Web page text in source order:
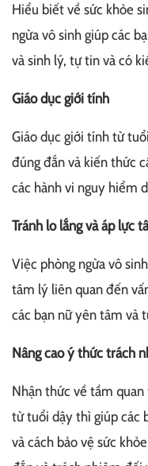
Hiểu biết về sức khỏe
ngừa vô sinh giúp các
và sinh lý, tự tin và có
Giáo dục giới tính
Giáo dục giới tính từ
đúng đắn và kiến thức
các hành vi nguy hiểm
Tránh lo lắng và áp lực
Việc phòng ngừa vô
tâm lý liên quan đến
các bạn nữ yên tâm và
Nâng cao ý thức trách
Nhận thức về tầm
từ tuổi dậy thì giúp các
và cách bảo vệ sức